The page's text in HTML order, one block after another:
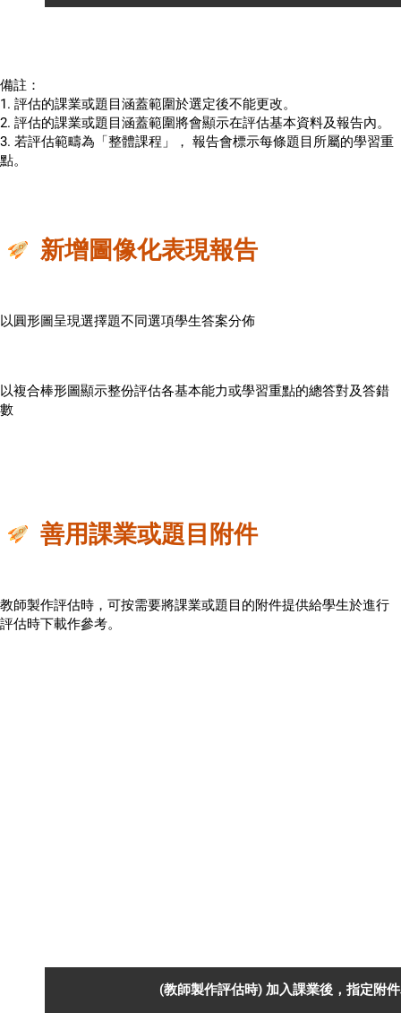
備註：
1. 評估的課業或題目涵蓋範圍於選定後不能更改。
2. 評估的課業或題目涵蓋範圍將會顯示在評估基本資料及報告內。
3. 若評估範疇為「整體課程」， 報告會標示每條題目所屬的學習重
點。
新增圖像化表現報告
以圓形圖呈現選擇題不同選項學生答案分佈
以複合棒形圖顯示整份評估各基本能力或學習重點的總答對及答錯
數
善用課業或題目附件
教師製作評估時，可按需要將課業或題目的附件提供給學生於進行
評估時下載作參考。
(教師製作評估時) 加入課業後，指定附